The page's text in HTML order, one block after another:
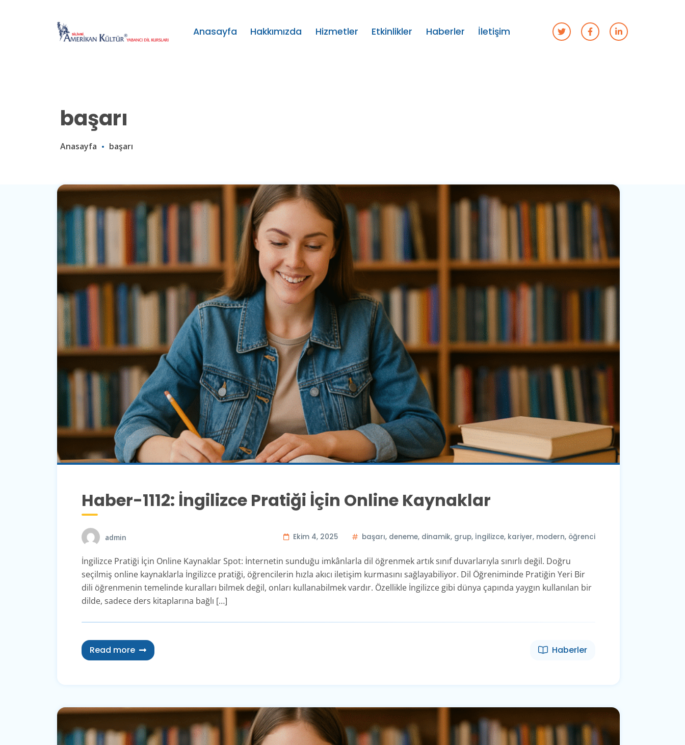
Anasayfa Hakkımızda Hizmetler Etkinlikler Haberler İletişim
başarı
Anasayfa başarı
Haber-1112: İngilizce Pratiği İçin Online Kaynaklar
admin Ekim 4, 2025 başarı, deneme, dinamik, grup, İngilizce, kariyer, modern, öğrenci
İngilizce Pratiği İçin Online Kaynaklar Spot: İnternetin sunduğu imkânlarla dil öğrenmek artık sınıf duvarlarıyla sınırlı değil. Doğru
seçilmiş online kaynaklarla İngilizce pratiği, öğrencilerin hızla akıcı iletişim kurmasını sağlayabiliyor. Dil Öğreniminde Pratiğin Yeri Bir
dili öğrenmenin temelinde kuralları bilmek değil, onları kullanabilmek vardır. Özellikle İngilizce gibi dünya çapında yaygın kullanılan bir
dilde, sadece ders kitaplarına bağlı […]
Read more Haberler